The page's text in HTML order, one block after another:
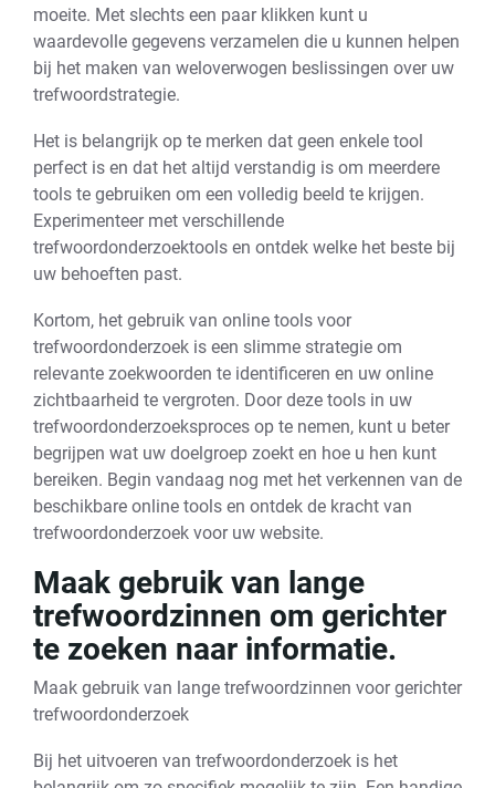
moeite. Met slechts een paar klikken kunt u
waardevolle gegevens verzamelen die u kunnen helpen
bij het maken van weloverwogen beslissingen over uw
trefwoordstrategie.
Het is belangrijk op te merken dat geen enkele tool
perfect is en dat het altijd verstandig is om meerdere
tools te gebruiken om een volledig beeld te krijgen.
Experimenteer met verschillende
trefwoordonderzoektools en ontdek welke het beste bij
uw behoeften past.
Kortom, het gebruik van online tools voor
trefwoordonderzoek is een slimme strategie om
relevante zoekwoorden te identificeren en uw online
zichtbaarheid te vergroten. Door deze tools in uw
trefwoordonderzoeksproces op te nemen, kunt u beter
begrijpen wat uw doelgroep zoekt en hoe u hen kunt
bereiken. Begin vandaag nog met het verkennen van de
beschikbare online tools en ontdek de kracht van
trefwoordonderzoek voor uw website.
Maak gebruik van lange
trefwoordzinnen om gerichter
te zoeken naar informatie.
Maak gebruik van lange trefwoordzinnen voor gerichter
trefwoordonderzoek
Bij het uitvoeren van trefwoordonderzoek is het